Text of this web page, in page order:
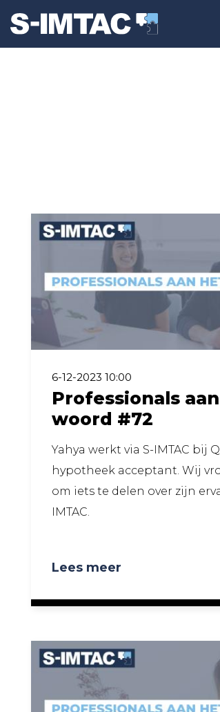
6-12-2023 10:00
Professionals
woord #72
Yahya werkt via S-IMTAC bij
hypotheek acceptant. Wij
om iets te delen over zijn
IMTAC.
Lees meer